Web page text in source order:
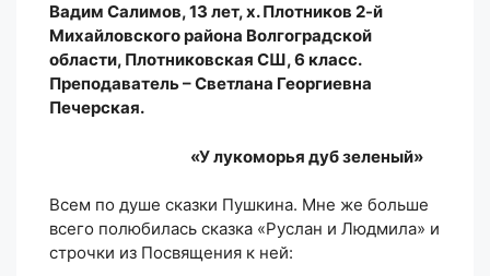
Вадим Салимов, 13 лет, х. Плотников 2-й
Михайловского района Волгоградской
области, Плотниковская СШ, 6 класс.
Преподаватель – Светлана Георгиевна
Печерская.
«У лукоморья дуб зеленый»
Всем по душе сказки Пушкина. Мне же больше
всего полюбилась сказка «Руслан и Людмила» и
строчки из Посвящения к ней: